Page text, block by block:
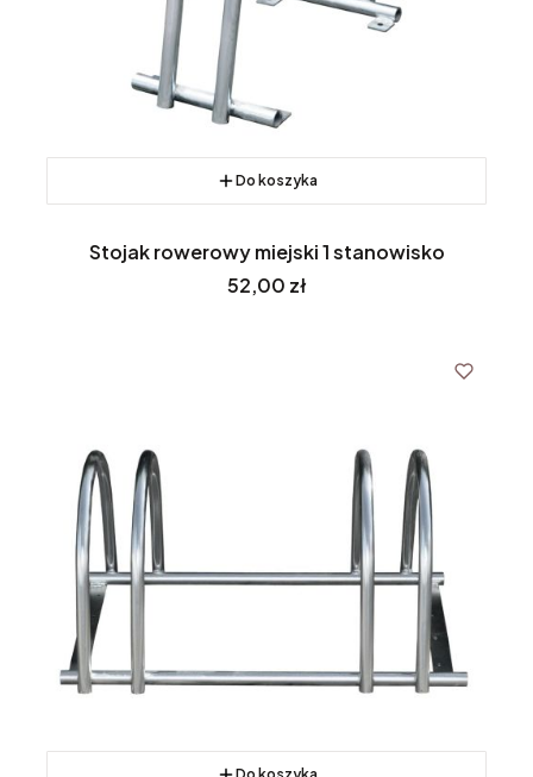
Do koszyka
Stojak rowerowy miejski 1 stanowisko
Cena
52,00 zł
Do koszyka